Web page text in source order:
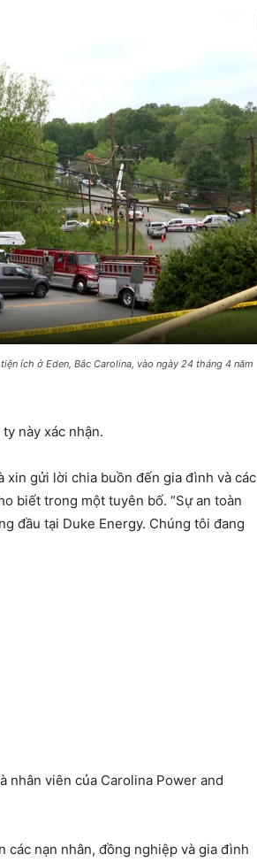
ích ở Eden, Bắc Carolina, vào ngày 24 tháng 4 năm
này xác nhận.
xin gửi lời chia buồn đến gia đình và các
biết trong một tuyên bố. “Sự an toàn
đầu tại Duke Energy. Chúng tôi đang
nhân viên của Carolina Power and
các nạn nhân, đồng nghiệp và gia đình